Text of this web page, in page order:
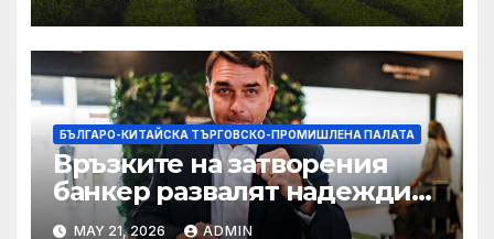
БЪЛГАРО-КИТАЙСКА ТЪРГОВСКО-ПРОМИШЛЕНА ПАЛАТА
Връзките на затворения
банкер развалят надеждите
на Флавио Болсонаро за
MAY 21, 2026 ADMIN